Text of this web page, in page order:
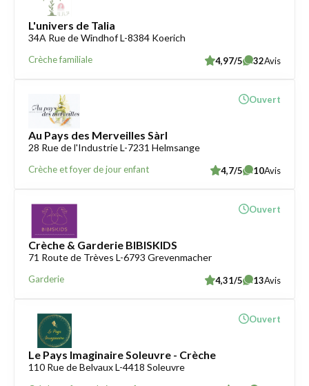
L'univers de Talia
34A Rue de Windhof L-8384 Koerich
Crèche familiale 4,97/5 32Avis
Au Pays des Merveilles Sàrl
28 Rue de l'Industrie L-7231 Helmsange
Crèche et foyer de jour enfant
Ouvert
4,7/5 10Avis
Crèche & Garderie BIBISKIDS
71 Route de Trèves L-6793 Grevenmacher
Garderie
Ouvert
4,31/5 13Avis
Le Pays Imaginaire Soleuvre - Crèche
110 Rue de Belvaux L-4418 Soleuvre
Ouvert